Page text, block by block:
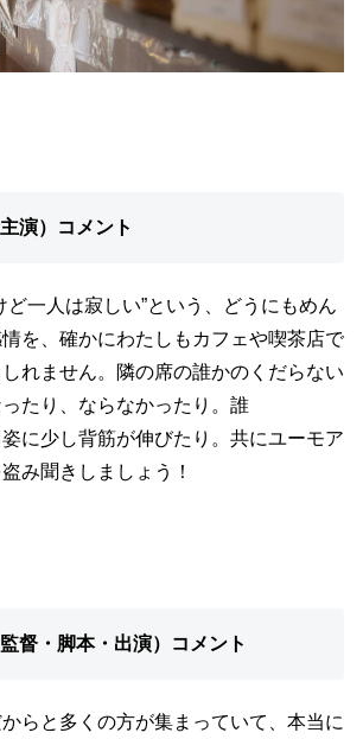
演）コメント
ど一人は寂しい”という、どうにもめん
を、確かにわたしもカフェや喫茶店で
れません。隣の席の誰かのくだらない
たり、ならなかったり。誰
に少し背筋が伸びたり。共にユーモア
み聞きしましょう！
督・脚本・出演）コメント
らと多くの方が集まっていて、本当に